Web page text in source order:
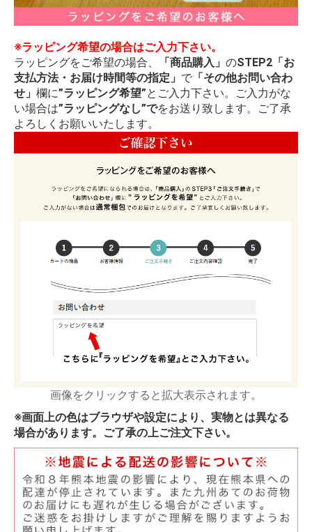
※ラッピング希望の場合はご入力下さい。
ラッピングをご希望の場合、
「商品購入」 のSTEP2「お
支払方法・お届け時間等の指定」 で 「その他お問い合わ
せ」 欄に”ラッピング希望”とご入力下さい。ご入力がな
い場合は”ラッピングなし”でをお送り致します。ご了承
よろしくお願いいたします。
画像をクリックすると拡大表示されます。
※画面上の色はブラウザや設定により、実物とは異なる
場合があります。ご了承の上ご注文下さい。